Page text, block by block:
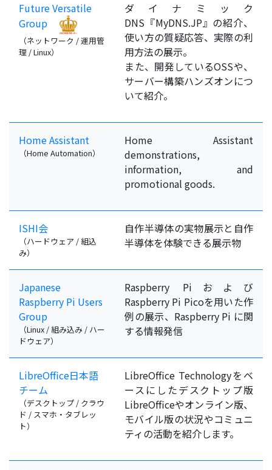
Future Versatile
Group
（ネットワーク / 運用管
理 / Linux）
ダイナミック
DNS『MyDNS.JP』の紹介、
使い方の質疑応答、実際の利
用方法の展示。
また、開発しているOSSや、
サーバー構築ハンズオンにつ
いて紹介。
Home Assistant
（Home Automation）
Home Assistant
demonstrations,
information, and
promotional goods.
ISHI会
（ハードウェア / 組込
み）
自作半導体の実物展示と自作
半導体を体験できる展示物
Japanese
Raspberry Pi Users
Group
（Linux / 組み込み / ハー
ドウェア）
Raspberry Piおよび
Raspberry Pi Picoを用いた作
例の展示、Raspberry Pi に関
する情報発信
LibreOffice日本語
チーム
（デスクトップ / クラウ
ド / スマホ・タブレッ
ト）
LibreOffice Technologyをベ
ースにしたデスクトップ版
LibreOfficeやオンライン版、
モバイル版の状況やコミュニ
ティの活動を紹介します。